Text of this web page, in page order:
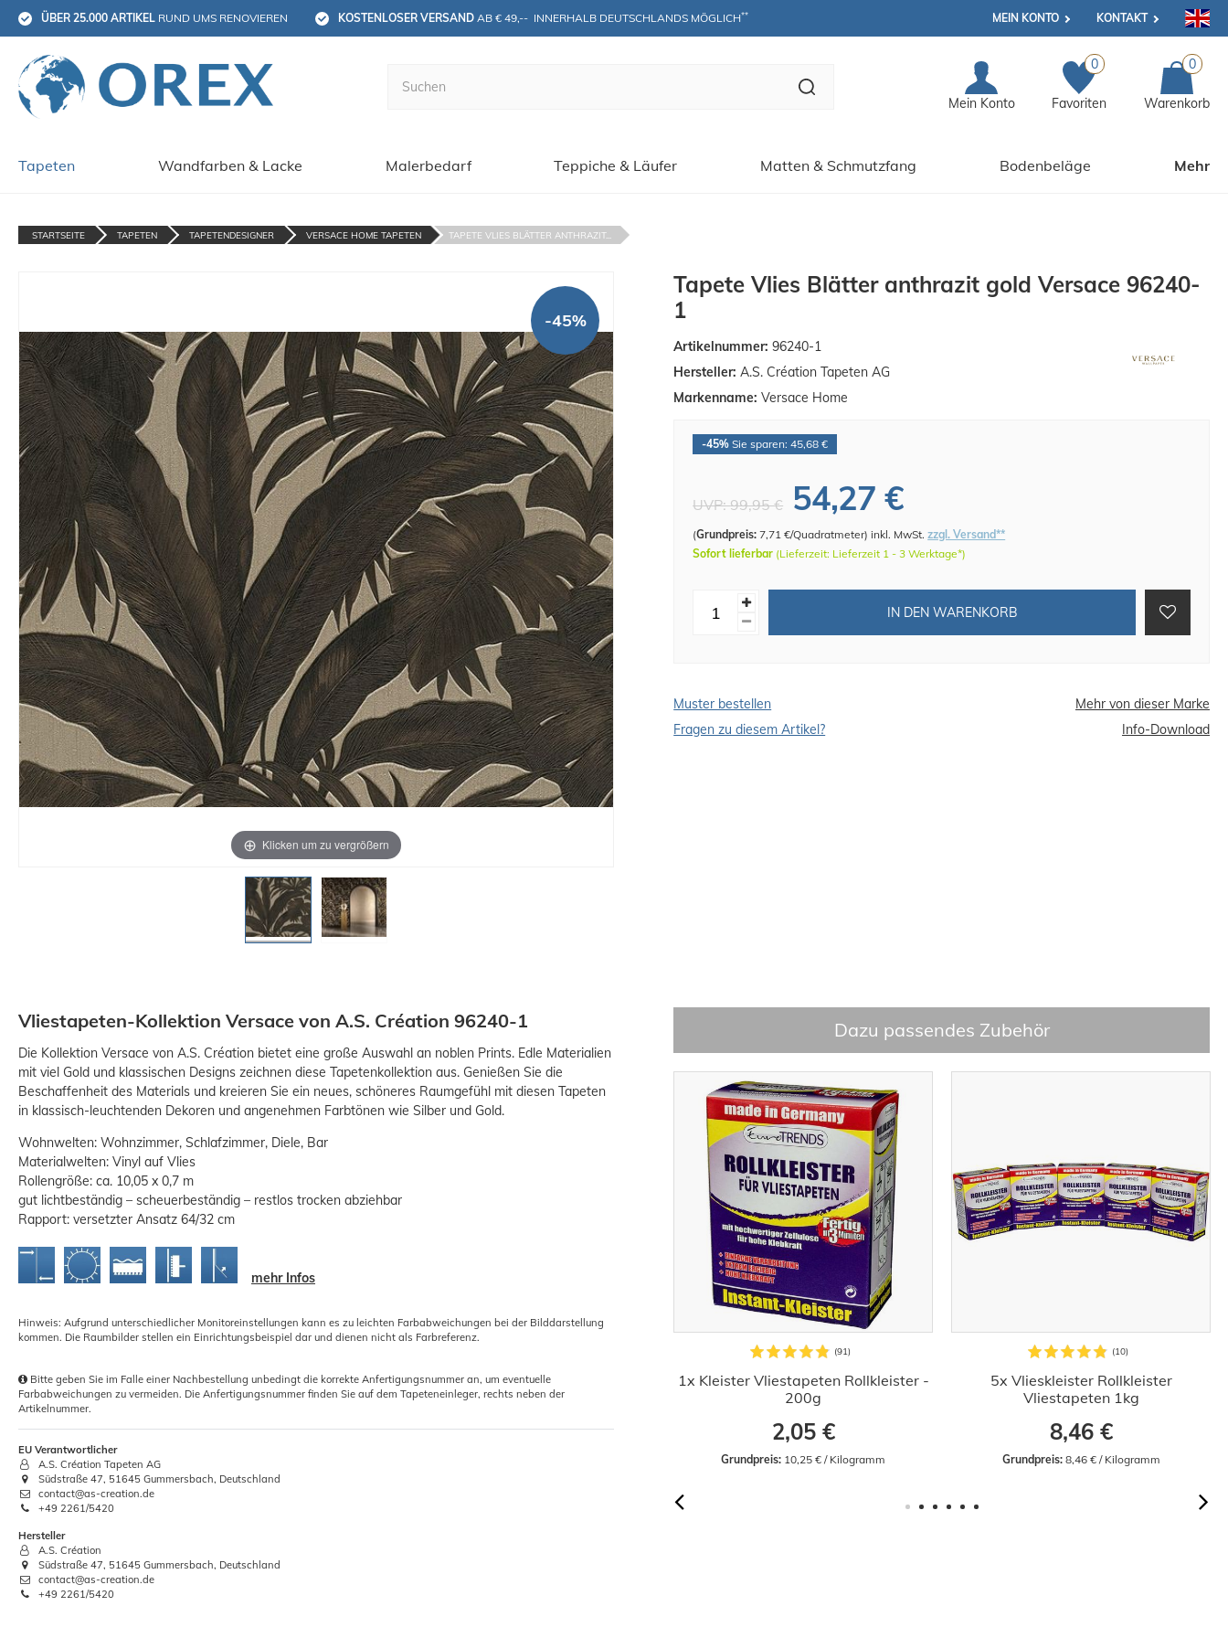
ÜBER 25.000 ARTIKEL RUND UMS RENOVIEREN KOSTENLOSER VERSAND AB € 49,--  INNERHALB DEUTSCHLANDS MÖGLICH** MEIN KONTO KONTAKT
Mein Konto
0
Favoriten
0
Warenkorb
Tapeten Wandfarben & Lacke Malerbedarf Teppiche & Läufer Matten & Schmutzfang Bodenbeläge Mehr
STARTSEITE TAPETEN TAPETENDESIGNER VERSACE HOME TAPETEN TAPETE VLIES BLÄTTER ANTHRAZIT...
Klicken um zu vergrößern
-45%
Tapete Vlies Blätter anthrazit gold Versace 96240-
1
Artikelnummer: 96240-1
Hersteller: A.S. Création Tapeten AG
Markenname: Versace Home
-45% Sie sparen: 45,68 €
UVP:99,95 € 54,27 €
(Grundpreis: 7,71 €/Quadratmeter)inkl. MwSt.zzgl. Versand**
Sofort lieferbar (Lieferzeit: Lieferzeit 1 - 3 Werktage*)
IN DEN WARENKORB
Muster bestellen
Mehr von dieser Marke
Fragen zu diesem Artikel?
Info-Download
Vliestapeten-Kollektion Versace von A.S. Création 96240-1
Die Kollektion Versace von A.S. Création bietet eine große Auswahl an noblen Prints. Edle Materialien
mit viel Gold und klassischen Designs zeichnen diese Tapetenkollektion aus. Genießen Sie die
Beschaffenheit des Materials und kreieren Sie ein neues, schöneres Raumgefühl mit diesen Tapeten
in klassisch-leuchtenden Dekoren und angenehmen Farbtönen wie Silber und Gold.
Wohnwelten: Wohnzimmer, Schlafzimmer, Diele, Bar
Materialwelten: Vinyl auf Vlies
Rollengröße: ca. 10,05 x 0,7 m
gut lichtbeständig – scheuerbeständig – restlos trocken abziehbar
Rapport: versetzter Ansatz 64/32 cm
mehr Infos
Hinweis: Aufgrund unterschiedlicher Monitoreinstellungen kann es zu leichten Farbabweichungen bei der Bilddarstellung
kommen. Die Raumbilder stellen ein Einrichtungsbeispiel dar und dienen nicht als Farbreferenz.
Bitte geben Sie im Falle einer Nachbestellung unbedingt die korrekte Anfertigungsnummer an, um eventuelle
Farbabweichungen zu vermeiden. Die Anfertigungsnummer finden Sie auf dem Tapeteneinleger, rechts neben der
Artikelnummer.
EU Verantwortlicher
A.S. Création Tapeten AG
Südstraße 47, 51645 Gummersbach, Deutschland
contact@as-creation.de
+49 2261/5420
Hersteller
A.S. Création
Südstraße 47, 51645 Gummersbach, Deutschland
contact@as-creation.de
+49 2261/5420
Dazu passendes Zubehör
Profi Tapezierschere 28 cm
Schneidfläche
6,46 €
Tapezierhelfer für Tapeten Vermessen
und Schneiden 60cm
3,94 €
1x Kleister Vliestapeten Rollkleister -
200g
2,05 €
Grundpreis: 10,25 € / Kilogramm
5x Vlieskleister Rollkleister
Vliestapeten 1kg
8,46 €
Grundpreis: 8,46 € / Kilogramm